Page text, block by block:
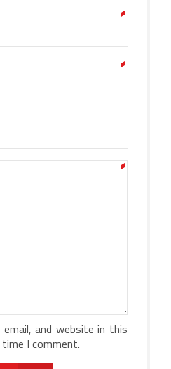
and website in this
I comment.